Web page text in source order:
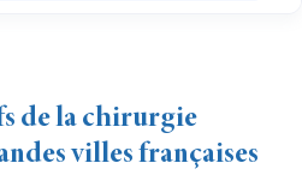
de la chirurgie
villes françaises